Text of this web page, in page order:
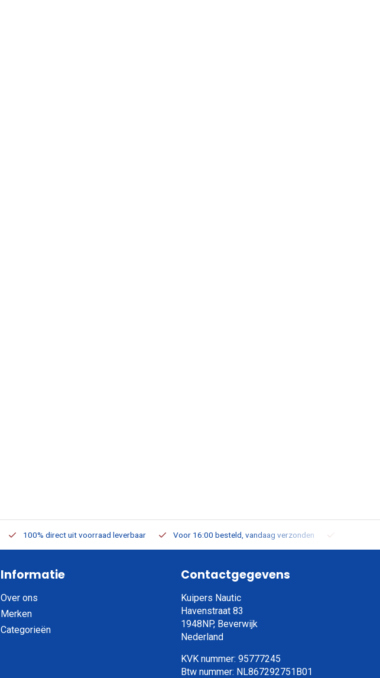
100% direct uit voorraad leverbaar Voor 16:00 besteld, vandaag verzonden
Informatie
Over ons
Merken
Categorieën
Contactgegevens
Kuipers Nautic
Havenstraat 83
1948NP, Beverwijk
Nederland
KVK nummer: 95777245
Btw nummer: NL867292751B01